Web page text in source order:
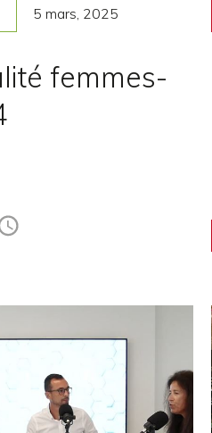
5 mars, 2025
femmes-